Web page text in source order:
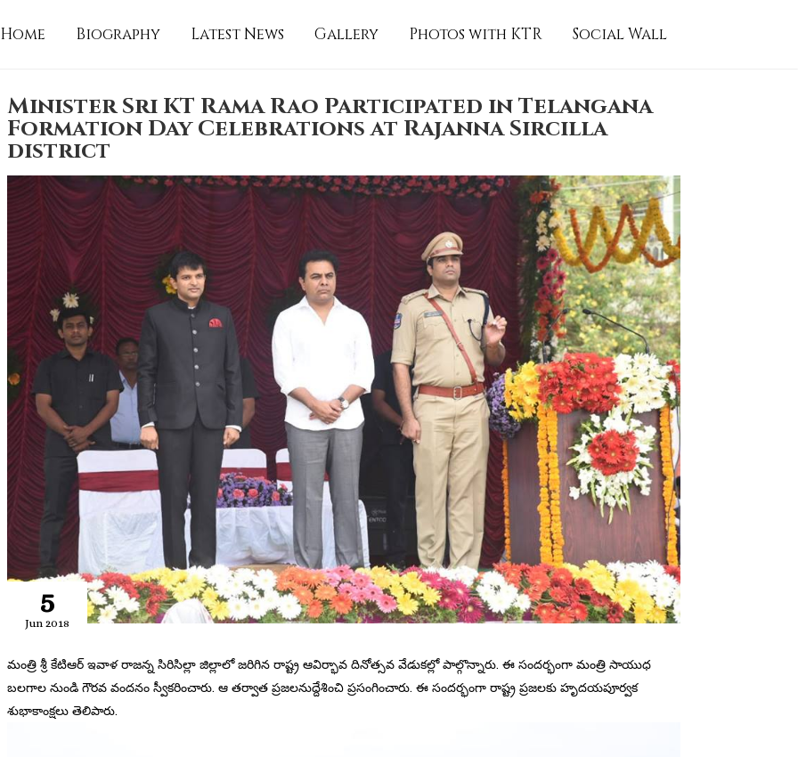
Home Biography Latest News Gallery Photos with KTR Social Wall
Minister Sri KT Rama Rao Participated in Telangana
Formation Day Celebrations at Rajanna Sircilla
district
5
Jun 2018
మంత్రి శ్రీ కేటిఆర్ ఇవాళ రాజన్న సిరిసిల్లా జిల్లాలో జరిగిన రాష్ట్ర ఆవిర్భావ దినోత్సవ వేడుక‌ల్లో పాల్గొన్నారు. ఈ సందర్భంగా మంత్రి సాయుధ
బలగాల నుండి గౌరవ వందనం స్వీకరించారు. ఆ తర్వాత ప్రజలనుద్దేశించి ప్రసంగించారు. ఈ సందర్భంగా రాష్ట్ర ప్రజలకు హృదయపూర్వక
శుభాకాంక్షలు తెలిపారు.